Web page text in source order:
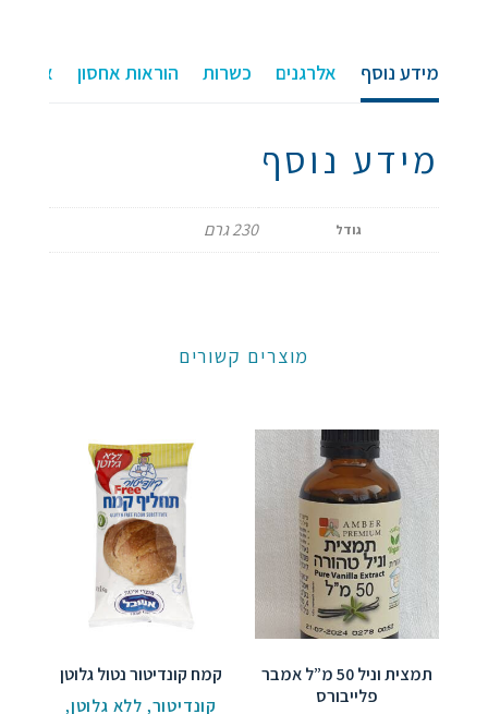
מידע נוסף אלרגנים כשרות הוראות אחסון אורך
מידע נוסף
גודל 230 גרם
מוצרים קשורים
תמצית וניל 50 מ”ל אמבר
פלייבורס
קמח קונדיטור נטול גלוטן
קונדיטור, ללא גלוטן,